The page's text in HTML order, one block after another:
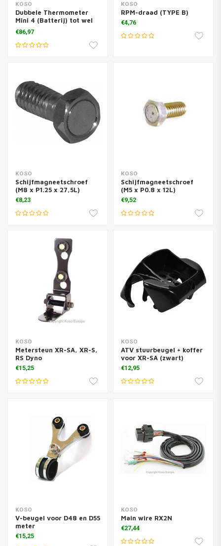
KOSO
Dubbele Thermometer
Mini 4 (Batterij) tot wel
250¬∞C
€86,97
KOSO
RPM-draad (TYPE B)
€4,76
KOSO
Schijfmagneetschroef
(M8 x P1.25 x 27,5L)
€8,23
KOSO
Schijfmagneetschroef
(M5 x P0.8 x 12L)
€9,52
KOSO
Metersteun XR-SA, XR-S,
RS Dyno
€15,25
KOSO
ATV stuurbeugel + koffer
voor XR-SA (zwart)
€12,95
KOSO
V-beugel voor D48 en D55
meter
€15,25
KOSO
Main wire RX2N
€27,44